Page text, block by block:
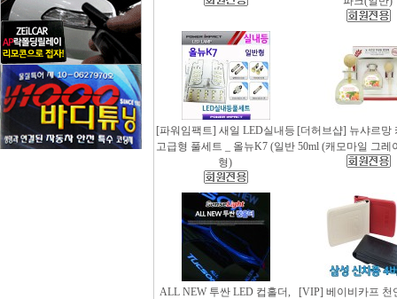
[파워임팩트] 새일 LED실내등
고급형 풀세트 _ 올뉴K7 (일반
형)
[더허브샵] 뉴샤르망
50ml (캐모마일 그레
ALL NEW 투싼 LED 컵홀더,
[VIP] 베이비카프 천